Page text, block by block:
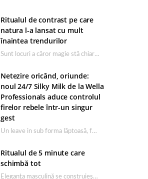
Ritualul de contrast pe care
natura l-a lansat cu mult
înaintea trendurilor
Sunt locuri a căror magie stă chiar în firea lor naturală, iar Lacul Ursu din…
Netezire oricând, oriunde:
noul 24/7 Silky Milk de la Wella
Professionals aduce controlul
firelor rebele într-un singur
gest
Un leave in sub forma lăptoasă, fără clătire care completează rutina Ultimate Smooth și transformă…
Ritualul de 5 minute care
schimbă tot
Eleganța masculină se construiește dimineața, în câteva minute și cu produsele potrivite. O rutină de…